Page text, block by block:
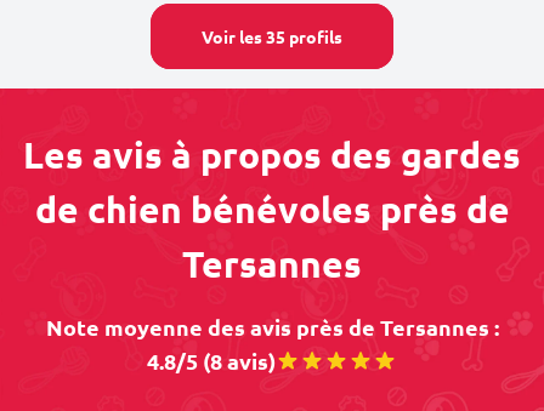
Voir les 35 profils
Les avis à propos des gardes
de chien bénévoles près de
Tersannes
Note moyenne des avis près de Tersannes :
4.8/5 (8 avis)